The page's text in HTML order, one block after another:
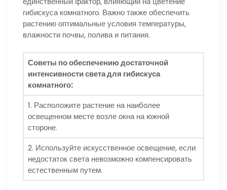
гибискуса комнатного. Важно также обеспечить
растению оптимальные условия температуры,
влажности почвы, полива и питания.
Советы по обеспечению достаточной
интенсивности света для гибискуса
комнатного:
1. Расположите растение на наиболее
освещенном месте возле окна на южной
стороне.
2. Используйте искусственное освещение, если
недостаток света невозможно компенсировать
естественным путем.